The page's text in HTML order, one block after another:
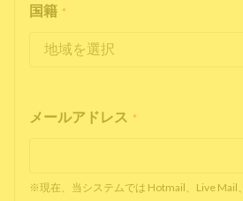
国籍 *
メールアドレス *
※現在、当システムでは Hotmail、Live Mail